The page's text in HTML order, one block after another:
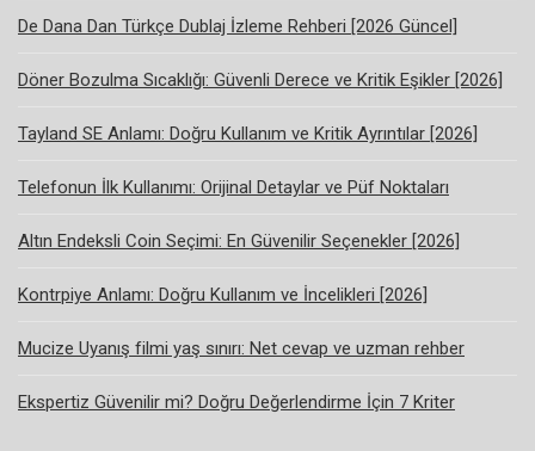
De Dana Dan Türkçe Dublaj İzleme Rehberi [2026 Güncel]
Döner Bozulma Sıcaklığı: Güvenli Derece ve Kritik Eşikler [2026]
Tayland SE Anlamı: Doğru Kullanım ve Kritik Ayrıntılar [2026]
Telefonun İlk Kullanımı: Orijinal Detaylar ve Püf Noktaları
Altın Endeksli Coin Seçimi: En Güvenilir Seçenekler [2026]
Kontrpiye Anlamı: Doğru Kullanım ve İncelikleri [2026]
Mucize Uyanış filmi yaş sınırı: Net cevap ve uzman rehber
Ekspertiz Güvenilir mi? Doğru Değerlendirme İçin 7 Kriter